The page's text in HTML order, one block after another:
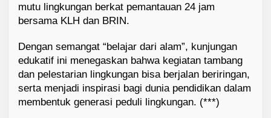
mutu lingkungan berkat pemantauan 24 jam
bersama KLH dan BRIN.
Dengan semangat “belajar dari alam”, kunjungan
edukatif ini menegaskan bahwa kegiatan tambang
dan pelestarian lingkungan bisa berjalan beriringan,
serta menjadi inspirasi bagi dunia pendidikan dalam
membentuk generasi peduli lingkungan. (***)